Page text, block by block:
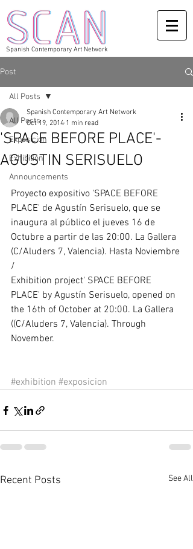
Spanish Contemporary Art Network
Post
All Posts
Exposicion
Exhibition
Announcements
All Posts
'SPACE BEFORE PLACE'-
AGUSTIN SERISUELO
Spanish Contemporary Art Network
Oct 19, 2014 1 min read
Proyecto expositivo 'SPACE BEFORE
PLACE' de Agustín Serisuelo, que se
inaugura al público el jueves 16 de
Octubre a partir de las 20:00. La Gallera
(C/Aluders 7, Valencia). Hasta Noviembre
/
Exhibition project' SPACE BEFORE
PLACE' by Agustín Serisuelo, opened on
the 16th of October at 20:00. La Gallera
((C/Aluders 7, Valencia). Through
November.
#exhibition #exposicion
Recent Posts See All